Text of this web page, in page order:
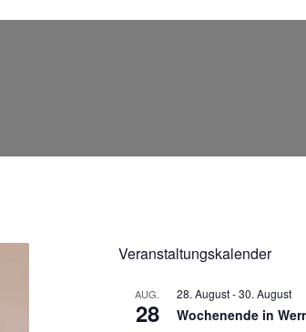
Veranstaltungskalender
AUG.
28
28. August-30. August
Wochenende in